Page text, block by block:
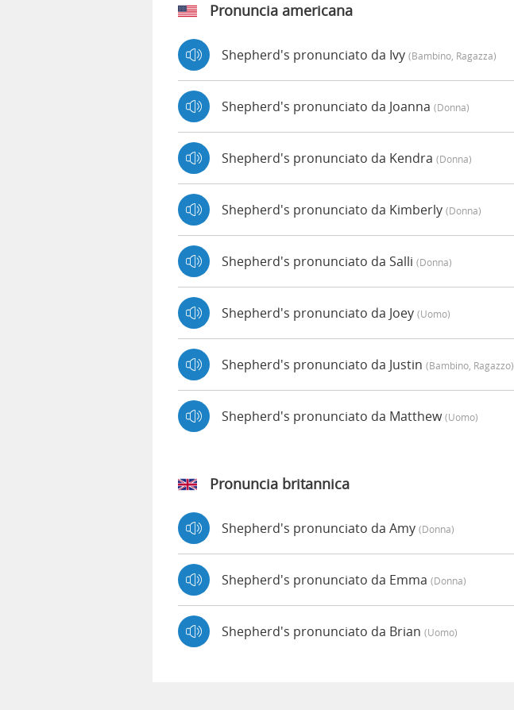
Pronuncia americana
Shepherd's pronunciato da Ivy (bambino, Ragazza)
Shepherd's pronunciato da Joanna (donna)
Shepherd's pronunciato da Kendra (donna)
Shepherd's pronunciato da Kimberly (donna)
Shepherd's pronunciato da Salli (donna)
Shepherd's pronunciato da Joey (uomo)
Shepherd's pronunciato da Justin (bambino, Ragazzo)
Shepherd's pronunciato da Matthew(uomo)
Pronuncia britannica
Shepherd's pronunciato da Amy (donna)
Shepherd's pronunciato da Emma (donna)
Shepherd's pronunciato da Brian (uomo)